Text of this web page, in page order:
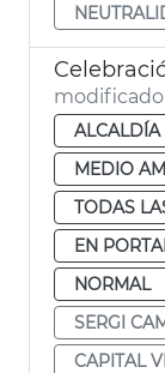
modificado
ALCALDÍA
MEDIO
TODAS
EN
NORMAL
SERGI
CAPITAL